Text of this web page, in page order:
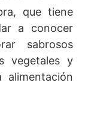
que tiene
a conocer
sabrosos
vegetales y